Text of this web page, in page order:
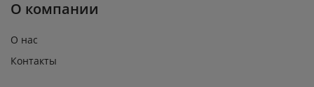
О компании
О нас
Контакты